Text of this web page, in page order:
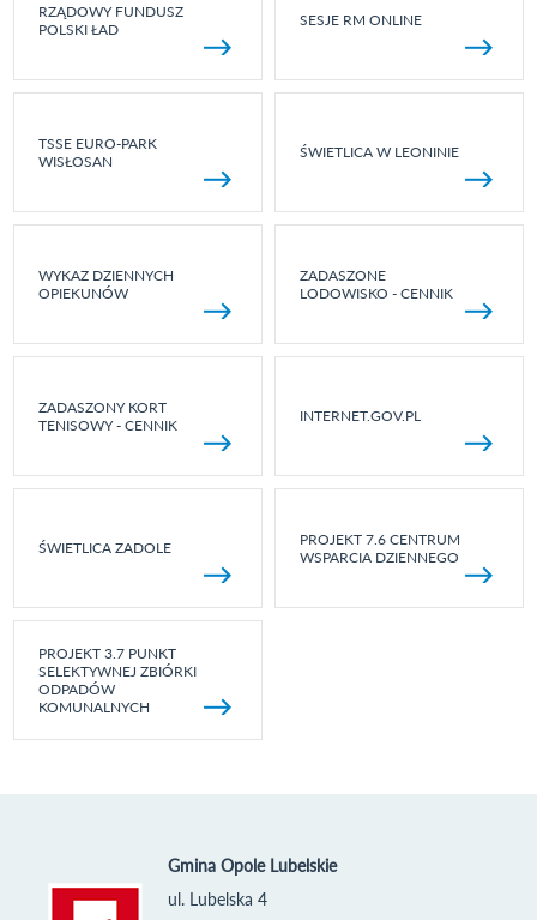
RZĄDOWY FUNDUSZ
POLSKI ŁAD
SESJE RM ONLINE
TSSE EURO-PARK
WISŁOSAN
ŚWIETLICA W LEONINIE
WYKAZ DZIENNYCH
OPIEKUNÓW
ZADASZONE
LODOWISKO - CENNIK
ZADASZONY KORT
TENISOWY - CENNIK
INTERNET.GOV.PL
ŚWIETLICA ZADOLE
PROJEKT 7.6 CENTRUM
WSPARCIA DZIENNEGO
PROJEKT 3.7 PUNKT
SELEKTYWNEJ ZBIÓRKI
ODPADÓW
KOMUNALNYCH
Gmina Opole Lubelskie
ul. Lubelska 4